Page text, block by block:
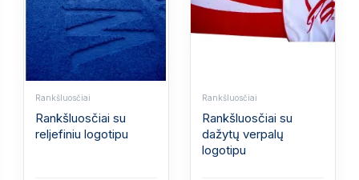
Rankšluosčiai
Rankšluosčiai su
reljefiniu logotipu
Rankšluosčiai
Rankšluosčiai su
dažytų verpalų
logotipu